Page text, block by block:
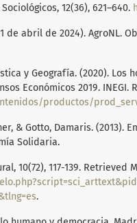
12(36), 621–640.
de abril de 2024). AgroNL.
y Geografía. (2020). Los
Económicos 2019. INEGI.
prod_serv/contenidos/
& Gotto, Damaris. (2013).
Solidaria.
10(72), 117-139. Retrieved
.